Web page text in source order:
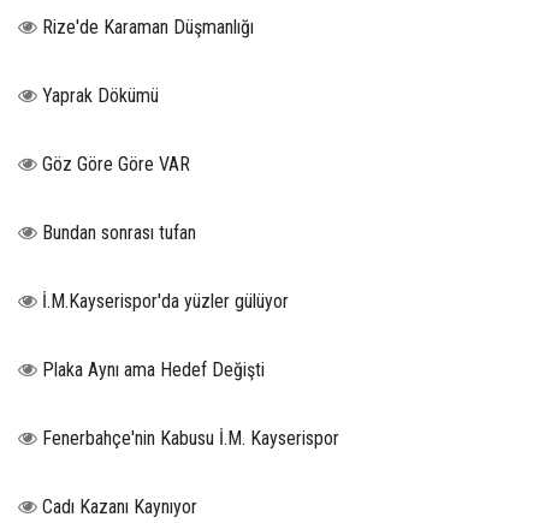
Rize'de Karaman Düşmanlığı
Yaprak Dökümü
Göz Göre Göre VAR
Bundan sonrası tufan
İ.M.Kayserispor'da yüzler gülüyor
Plaka Aynı ama Hedef Değişti
Fenerbahçe'nin Kabusu İ.M. Kayserispor
Cadı Kazanı Kaynıyor